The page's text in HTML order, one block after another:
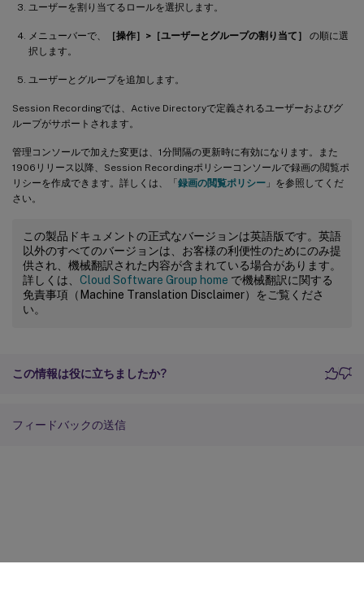
ユーザーを割り当てるロールを選択します。
メニューバーで、 ［操作］>［ユーザーとグループの割り当て］
の順に選
択します。
ユーザーとグループを追加します。
Session Recordingでは、Active Directoryで定義されるユーザーおよびグ
ループがサポートされます。
管理コンソールで加えた変更は、1分間隔の更新時に有効になります。また
1906リリース以降、Session Recordingポリシーコンソールで録画の閲覧ポ
リシーを作成できます。詳しくは、「録画の閲覧ポリシー 」を参照してくだ
さい。
この製品ドキュメントの正式なバージョンは英語版です。英語
以外のすべてのバージョンは、お客様の利便性のためにのみ提
供され、機械翻訳された内容が含まれている場合があります。
詳しくは、 Cloud Software Group home で機械翻訳に関する
免責事項（Machine Translation Disclaimer）をご覧くださ
い。
この情報は役に立ちましたか?
フィードバックの送信